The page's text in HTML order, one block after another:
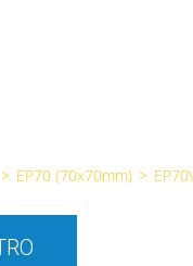
> EP70 (70x70mm) >